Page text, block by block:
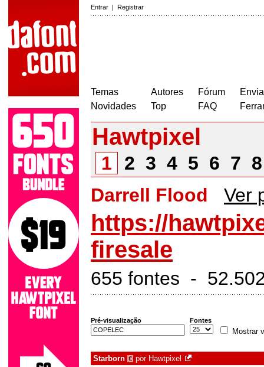
Entrar | Registrar
Temas
Novidades
Autores
Top
Fórum
FAQ
Hawtpixel
1 2 3 4 5 6 7
Darrell Flood
Ver
https://
firesale
655 fontes -
Pré-visualização Fontes
Mostrar
Starborn € por Hawtpixel